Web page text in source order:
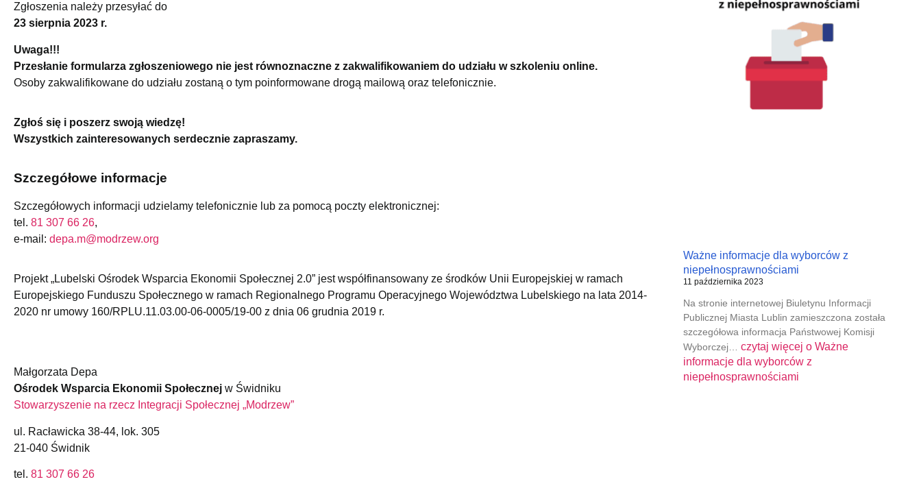
Zgłoszenia należy przesyłać do
23 sierpnia 2023 r.
Uwaga!!!
Przesłanie formularza zgłoszeniowego nie jest równoznaczne z zakwalifikowaniem do udziału w szkoleniu online.
Osoby zakwalifikowane do udziału zostaną o tym poinformowane drogą mailową oraz telefonicznie.
Zgłoś się i poszerz swoją wiedzę!
Wszystkich zainteresowanych serdecznie zapraszamy.
Szczegółowe informacje
Szczegółowych informacji udzielamy telefonicznie lub za pomocą poczty elektronicznej:
tel. 81 307 66 26,
e-mail: depa.m@modrzew.org
Projekt „Lubelski Ośrodek Wsparcia Ekonomii Społecznej 2.0” jest współfinansowany ze środków Unii Europejskiej w ramach
Europejskiego Funduszu Społecznego w ramach Regionalnego Programu Operacyjnego Województwa Lubelskiego na lata 2014-
2020 nr umowy 160/RPLU.11.03.00-06-0005/19-00 z dnia 06 grudnia 2019 r.
Małgorzata Depa
Ośrodek Wsparcia Ekonomii Społecznej w Świdniku
Stowarzyszenie na rzecz Integracji Społecznej „Modrzew”
ul. Racławicka 38-44, lok. 305
21-040 Świdnik
tel. 81 307 66 26
Ważne informacje dla wyborców z
niepełnosprawnościami
11 października 2023
Na stronie internetowej Biuletynu Informacji
Publicznej Miasta Lublin zamieszczona została
szczegółowa informacja Państwowej Komisji
Wyborczej… czytaj więcej oWażne
informacje dla wyborców z
niepełnosprawnościami